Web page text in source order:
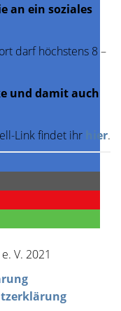
an ein soziales
darf höchstens 8 –
und damit auch
Link findet ihr hier.
V. 2021